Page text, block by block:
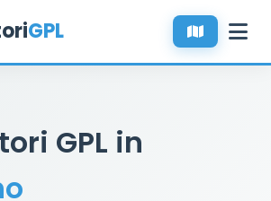
GPL
GPL in